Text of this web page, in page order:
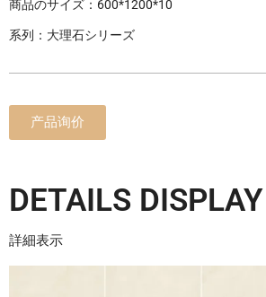
商品のサイズ：600*1200*10
系列：大理石シリーズ
产品询价
DETAILS DISPLAY
詳細表示